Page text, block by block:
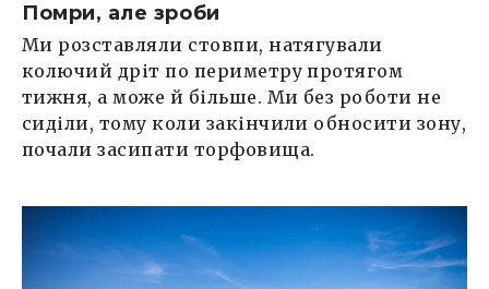
Помри, але зроби
Ми розставляли стовпи, натягували
колючий дріт по периметру протягом
тижня, а може й більше. Ми без роботи не
сиділи, тому коли закінчили обносити зону,
почали засипати торфовища.